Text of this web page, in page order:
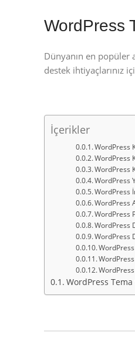
WordPress
Dünyanın en popüler
destek ihtiyaçlarınız
İçerikler
WordPress
WordPress
WordPress
WordPress
WordPress
WordPress
WordPress
WordPress
WordPress
WordPress